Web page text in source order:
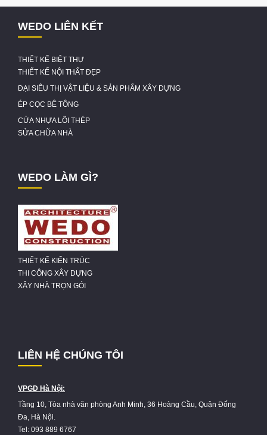
WEDO LIÊN KẾT
THIẾT KẾ BIỆT THỰ
THIẾT KẾ NỘI THẤT ĐẸP
ĐẠI SIÊU THỊ VẬT LIỆU & SẢN PHẨM XÂY DỰNG
ÉP CỌC BÊ TÔNG
CỬA NHỰA LÕI THÉP
SỬA CHỮA NHÀ
WEDO LÀM GÌ?
THIẾT KẾ KIẾN TRÚC
THI CÔNG XÂY DỰNG
XÂY NHÀ TRỌN GÓI
LIÊN HỆ CHÚNG TÔI
VPGD Hà Nội:
Tầng 10, Tòa nhà văn phòng Anh Minh, 36 Hoàng Cầu, Quận Đống
Đa, Hà Nội.
Tel: 093 889 6767